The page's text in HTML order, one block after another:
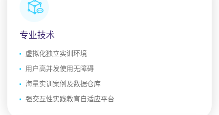
专业技术
虚拟化独立实训环境
用户高并发使用无障碍
海量实训案例及数据仓库
强交互性实践教育自适应平台